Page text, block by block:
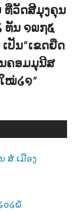
ທີ່ວັດສີມຸງຄຸນ
ທັນ ໑໙໗໕
ປັນ”ເຂດຍືດ
ນຄອມມຸນີສ
ໝ່໒໑”
ສໍ.ເມືອງ
໐໒໖